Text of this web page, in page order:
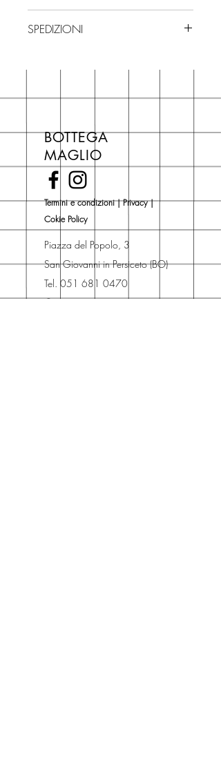
Editore: Piemme
Numero pagine: 352
SPEDIZIONI
3/4 giorni, secondo disponibilità
di copertina, escluse le ultime
novità Maglio Editore (vedi etichetta
Novità).
Una volta nel carrello puoi decidere
se acquistare sul sito con
spedizione con corriere o se
risparmiare sulle spese di
spedizione e ritirare il libro presso
Libreria degli Orsi, Piazza del
Popolo 3, 40017
BOTTEGA
MAGLIO
Termini e condizioni|Privacy|
Cokie Policy
Piazza del Popolo, 3
San Giovanni in Persiceto (BO)
Tel. 051 681 0470
Contatti